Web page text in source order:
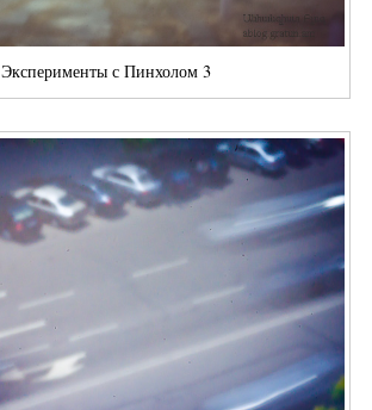
Эксперименты с Пинхолом 3